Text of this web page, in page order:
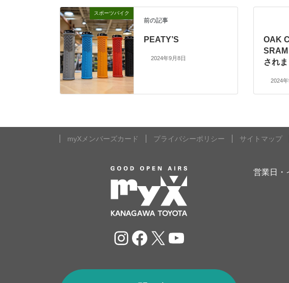
スポーツバイク
前の記事
PEATY’S
2024年9月8日
OAK
されま
2024
myXメンバーズカード プライバシーポリシー サイトマップ
Instagram
Facebook
X YouTube
営業日・